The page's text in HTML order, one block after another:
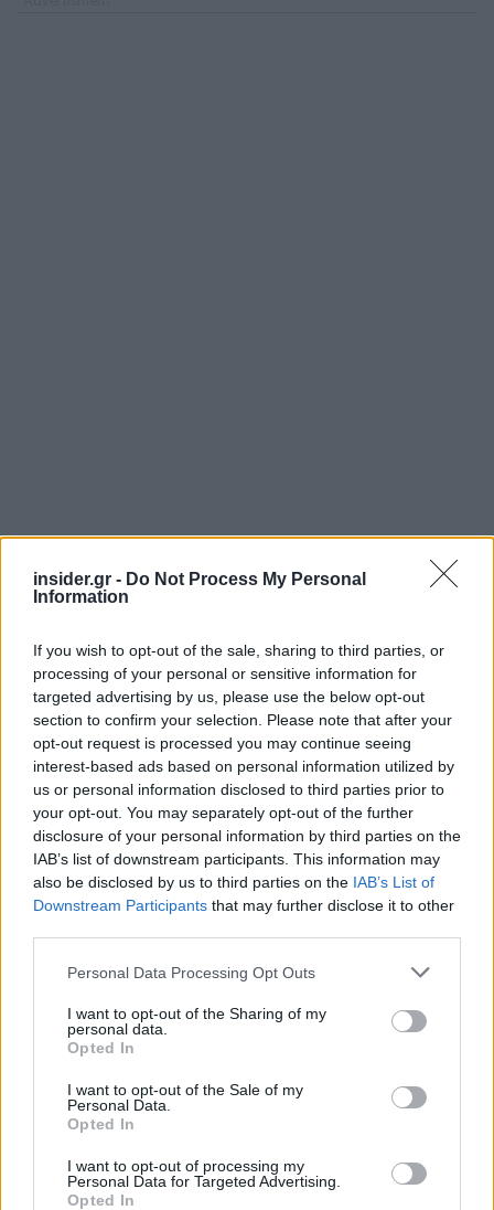
insider.gr - Do Not Process My Personal
Information
If you wish to opt-out of the sale, sharing to third parties, or
processing of your personal or sensitive information for
targeted advertising by us, please use the below opt-out
section to confirm your selection. Please note that after your
opt-out request is processed you may continue seeing
interest-based ads based on personal information utilized by
us or personal information disclosed to third parties prior to
your opt-out. You may separately opt-out of the further
disclosure of your personal information by third parties on the
IAB’s list of downstream participants. This information may
also be disclosed by us to third parties on the IAB’s List of
Downstream Participants that may further disclose it to other
Please note that this website/app uses one or more Google
not limited to your visit or usage behaviour. You may click to
grant or deny consent to Google and its third-party tags to
use your data for below specified purposes in below Google
consent section.
Personal Data Processing Opt Outs
I want to opt-out of the Sharing of my
personal data.
Opted In
I want to opt-out of the Sale of my
Personal Data.
Opted In
I want to opt-out of processing my
Personal Data for Targeted Advertising.
Opted In
Ο γενικός διευθυντής της ΕΛΒΟ, Αντώνης
Βιτετζάκης, χαρακτήρισε τη συνεργασία με τη
Rheinmetall σημαντικό ορόσημο για την εταιρεία
και για το μέλλον της ελληνικής αμυντικής
βιομηχανίας, σημειώνοντας ότι ο συνδυασμός της
εγχώριας παραγωγικής βάσης με τη διεθνή
τεχνογνωσία δημιουργεί προϋποθέσεις
ανάπτυξης για τη χώρα.
Όπως ανέφερε, η Θεσσαλονίκη μπορεί να
εξελιχθεί σε στρατηγικό κέντρο αμυντικής
παραγωγής και τεχνολογίας, με δυνατότητα
εξυπηρέτησης όχι μόνο των ελληνικών αναγκών